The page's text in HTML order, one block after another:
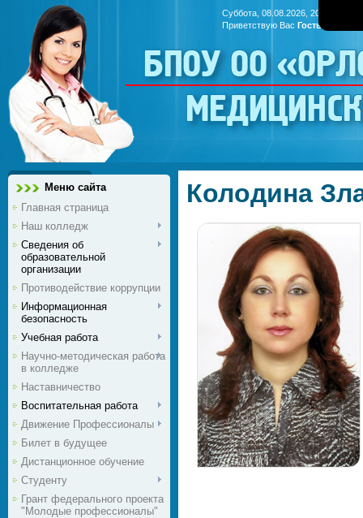
Суббота, 08.08.2026, 20:56
Приветствую Вас Гость
БПОУ ОО
Меню сайта
Главная страница
Наш колледж
Сведения об
образовательной
организации
Противодействие коррупции
Информационная
безопасность
Учебная работа
Научно-методическая работа
в колледже
Наставничество
Воспитательная работа
Движение Профессионалы
Билет в будущее
Дистанционное обучение
Студенту
Грант федерального проекта
"Молодые профессионалы"
Колодина